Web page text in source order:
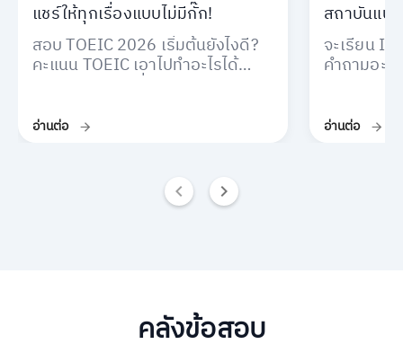
แชร์ให้ทุกเรื่องแบบไม่มีกั๊ก!
สอบ TOEIC 2026 เริ่มต้นยังไงดี?
คะแนน TOEIC เอาไปทำอะไรได้
ข้อสอบ TOEIC พร้อมเฉลยฟรี!
อ่านต่อ
สถาบันแบ
จะเรียน
คำถามอะ
เสียเงินแล้
อ่านต่อ
คลังข้อสอบ